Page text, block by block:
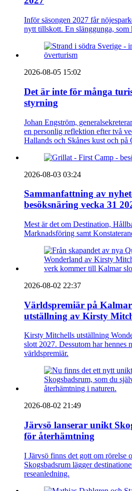
Inför säsongen 2027 får
nytt tillskott. En slänggunga, som
2026-08-05 15:02
Det är inte för många
styrning
Johan Engström,
en personlig reflektion efter två
Hallands och Skånes kust och på
2026-08-03 03:24
Sammanfattning av
besöksnäring vecka 31
Mest är det om Destination,
Marknadsföring samt
2026-08-02 22:37
Världspremiär på
utställning av Kirsty
Kirsty Mitchells utställning
slott 2027. Dessutom har hennes
världspremiär.
2026-08-02 21:49
Järvsö lanserar unikt
för återhämtning
I Järvsö finns det gott om rörelse
Skogsbadsrum lägger
reseanledning.